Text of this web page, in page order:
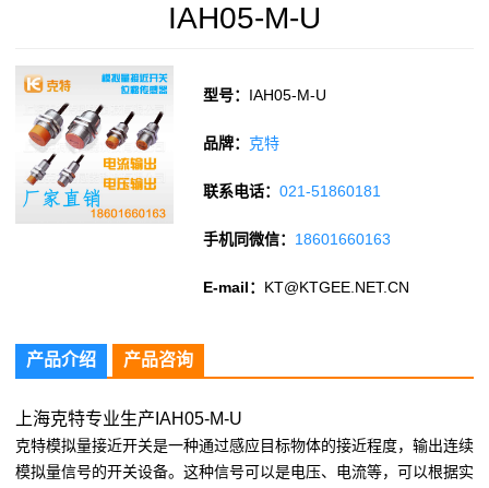
IAH05-M-U
型号： IAH05-M-U
品牌： 克特
联系电话：021-51860181
手机同微信： 18601660163
E-mail： KT@KTGEE.NET.CN
产品介绍 产品咨询
上海克特专业生产IAH05-M-U
克特模拟量接近开关是一种通过感应目标物体的接近程度，输出连续
模拟量信号的开关设备。这种信号可以是电压、电流等，可以根据实